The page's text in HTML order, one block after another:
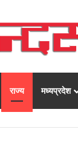
राज्य मध्यप्रदेश